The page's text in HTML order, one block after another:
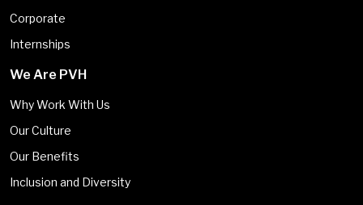
Corporate
Internships
We Are PVH
Why Work With Us
Our Culture
Our Benefits
Inclusion and Diversity